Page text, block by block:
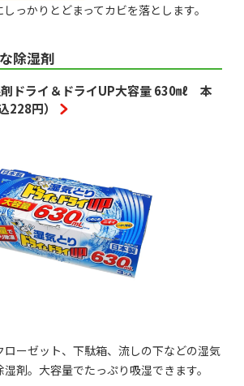
っかりとどまってカビを落とします。
除湿剤
剤ドライ＆ドライUP大容量 630㎖ 本
228円）
ーゼット、下駄箱、流しの下などの湿気
剤。大容量でたっぷり吸湿できます。